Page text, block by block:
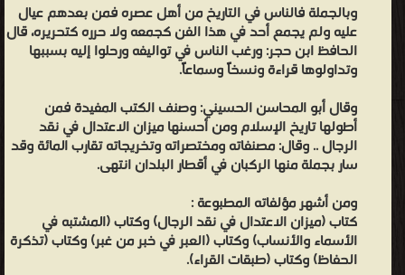
وبالجملة فالناس في التاريخ من أهل عصره فمن بعدهم عيال
عليه ولم يجمع أحد في هذا الفن كجمعه ولا حرره كتحريره، قال
الحافظ ابن حجر: ورغب الناس في تواليفه ورحلوا إليه بسببها
وتداولوها قراءة ونسخاً وسماعاً.
وقال أبو المحاسن الحسيني: وصنف الكتب المفيدة فمن
أطولها تاريخ الإسلام ومن أحسنها ميزان الاعتدال في نقد
الرجال .. وقال: مصنفاته ومختصراته وتخريجاته تقارب المائة وقد
سار بجملة منها الركبان في أقطار البلدان انتهى.
ومن أشهر مؤلفاته المطبوعة :
كتاب (ميزان الاعتدال في نقد الرجال) وكتاب (المشتبه في
الأسماء والأنساب) وكتاب (العبر في خبر من غبر) وكتاب (تذكرة
الحفاظ) وكتاب (طبقات القراء).